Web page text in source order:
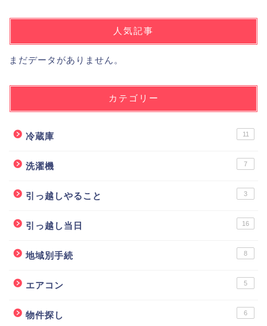
人気記事
まだデータがありません。
カテゴリー
冷蔵庫 11
洗濯機 7
引っ越しやること 3
引っ越し当日 16
地域別手続 8
エアコン 5
物件探し 6